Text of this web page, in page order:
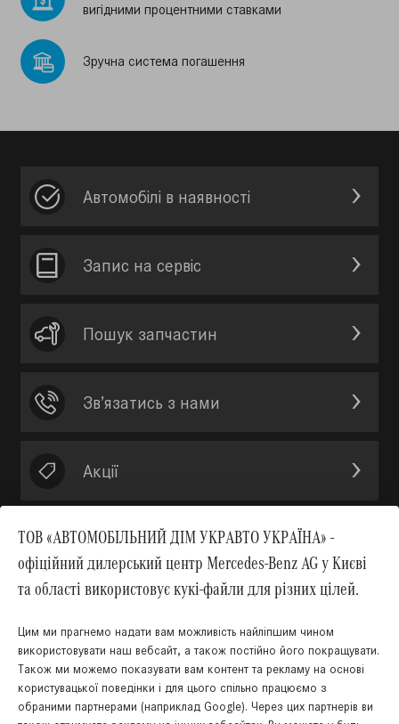
вигiдними процентними ставками
Зручна система погашення
ТОВ «АВТОМОБІЛЬНИЙ ДІМ УКРАВТО УКРАЇНА» -
офіційний дилерський центр Mercedes-Benz AG у Києві
та області використовує кукі-файли для різних цілей.
Цим ми прагнемо надати вам можливість найліпшим чином
використовувати наш вебсайт, а також постійно його покращувати.
Також ми можемо показувати вам контент та рекламу на основі
користувацької поведінки і для цього спільно працюємо з
обраними партнерами (наприклад Google). Через цих партнерів ви
Автомобілі в наявності
Запис на сервic
Пошук запчастин
Зв’язатись з нами
Акції
Вгору